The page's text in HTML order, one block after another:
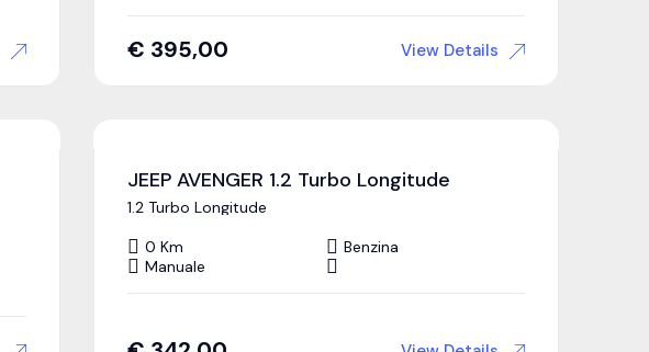
€ 395,00 View Details
JEEP AVENGER 1.2 Turbo Longitude
1.2 Turbo Longitude
0 Km
Benzina
Manuale